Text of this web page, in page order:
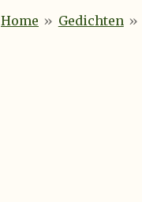
Home » Gedichten »